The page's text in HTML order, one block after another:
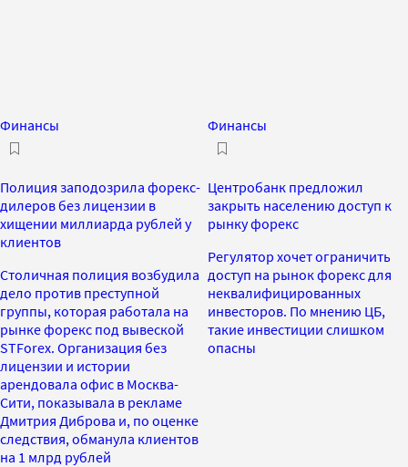
Финансы
Полиция заподозрила форекс-
дилеров без лицензии в
хищении миллиарда рублей у
клиентов
Столичная полиция возбудила
дело против преступной
группы, которая работала на
рынке форекс под вывеской
STForex. Организация без
лицензии и истории
арендовала офис в Москва-
Сити, показывала в рекламе
Дмитрия Диброва и, по оценке
следствия, обманула клиентов
на 1 млрд рублей
Финансы
Центробанк предложил
закрыть населению доступ к
рынку форекс
Регулятор хочет ограничить
доступ на рынок форекс для
неквалифицированных
инвесторов. По мнению ЦБ,
такие инвестиции слишком
опасны